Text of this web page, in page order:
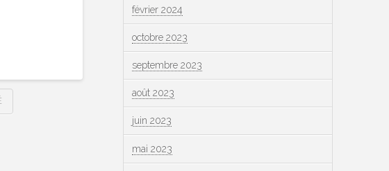
février 2024
octobre 2023
septembre 2023
août 2023
juin 2023
mai 2023